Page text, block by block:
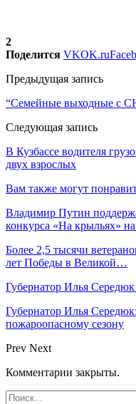
2
Поделится VKOK.ru
Предыдущая запись
“Семейные выходные с
Следующая запись
В Кузбассе водителя
двух взрослых
Вам также могут
Владимир Путин
конкурса «На крыльях»
Более 2,5 тысячи
лет Победы в Великой…
Губернатор Илья
Губернатор Илья
пожароопасному сезону
Prev Next
Комментарии закрыты.